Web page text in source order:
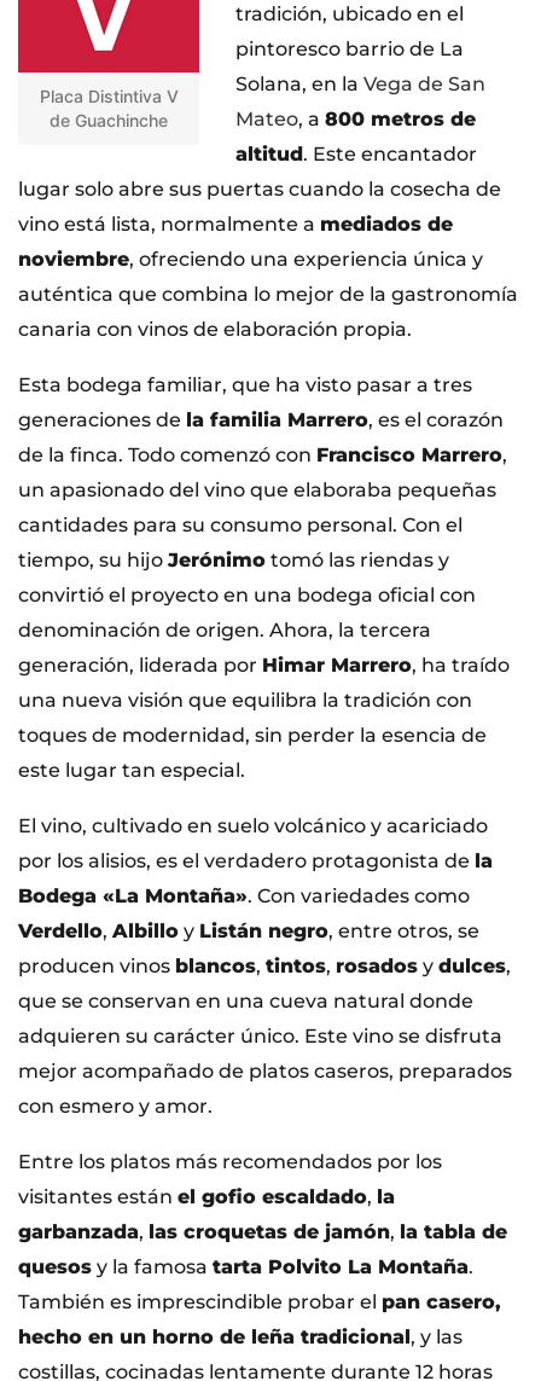
Placa Distintiva V
de Guachinche
tradición, ubicado en el
pintoresco barrio de La
Solana, en la Vega de San
Mateo, a 800 metros de
altitud. Este encantador
lugar solo abre sus puertas cuando la cosecha de
vino está lista, normalmente a mediados de
noviembre, ofreciendo una experiencia única y
auténtica que combina lo mejor de la gastronomía
canaria con vinos de elaboración propia.
Esta bodega familiar, que ha visto pasar a tres
generaciones de la familia Marrero, es el corazón
de la finca. Todo comenzó con Francisco Marrero,
un apasionado del vino que elaboraba pequeñas
cantidades para su consumo personal. Con el
tiempo, su hijoJerónimo tomó las riendas y
convirtió el proyecto en una bodega oficial con
denominación de origen. Ahora, la tercera
generación, liderada por Himar Marrero, ha traído
una nueva visión que equilibra la tradición con
toques de modernidad, sin perder la esencia de
este lugar tan especial.
El vino, cultivado en suelo volcánico y acariciado
por los alisios, es el verdadero protagonista de la
Bodega «La Montaña». Con variedades como
Verdello, Albillo y Listán negro, entre otros, se
producen vinos blancos, tintos, rosados y dulces,
que se conservan en una cueva natural donde
adquieren su carácter único. Este vino se disfruta
mejor acompañado de platos caseros, preparados
con esmero y amor.
Entre los platos más recomendados por los
visitantes están el gofio escaldado, la
garbanzada, las croquetas de jamón, la tabla de
quesos y la famosa tarta Polvito La Montaña.
También es imprescindible probar el pan casero,
hecho en un horno de leña tradicional, y las
costillas, cocinadas lentamente durante 12 horas